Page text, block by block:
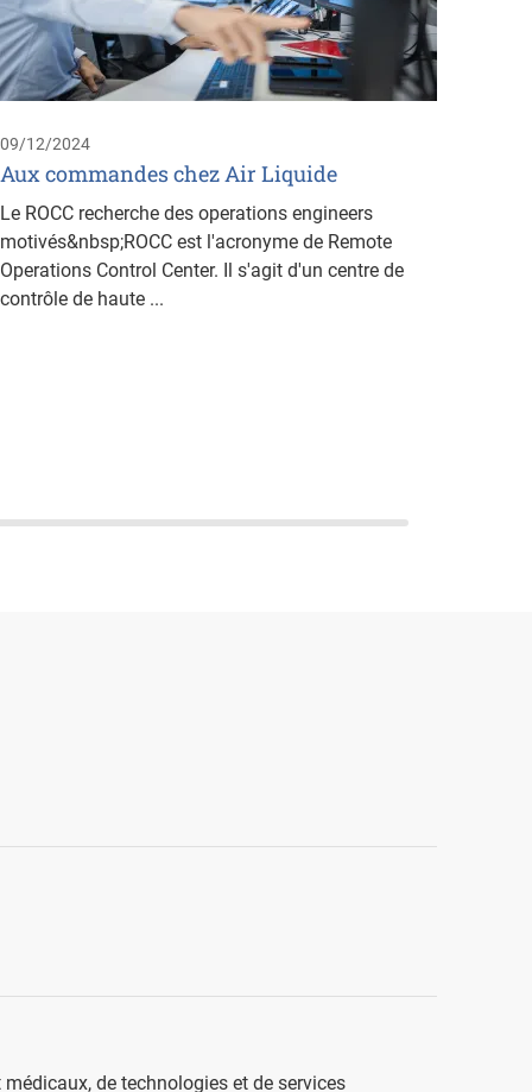
09/12/2024
Aux commandes chez Air Liquide
Le ROCC recherche des operations engineers
motivés&nbsp;ROCC est l'acronyme de Remote
Operations Control Center. Il s'agit d'un centre de
contrôle de haute ...
de technologies et de services